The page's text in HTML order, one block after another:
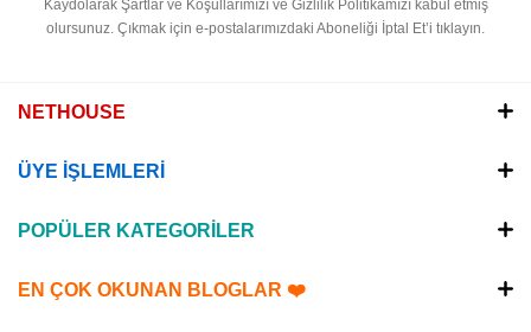
Kaydolarak Şartlar ve Koşullarımızı ve Gizlilik Politikamızı kabul etmiş
olursunuz. Çıkmak için e-postalarımızdaki Aboneliği İptal Et’i tıklayın.
NETHOUSE
ÜYE İŞLEMLERİ
POPÜLER KATEGORİLER
EN ÇOK OKUNAN BLOGLAR ❤️